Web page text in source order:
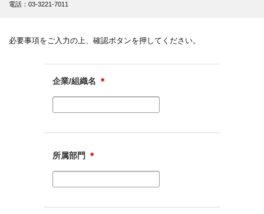
電話：03-3221-7011
必要事項をご入力の上、確認ボタンを押してください。
企業/組織名 ＊
所属部門 ＊